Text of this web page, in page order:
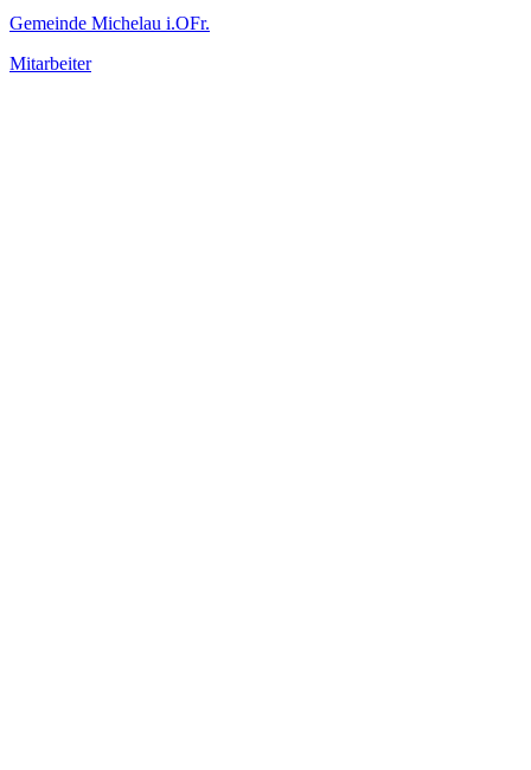
Gemeinde Michelau i.OFr.
Mitarbeiter